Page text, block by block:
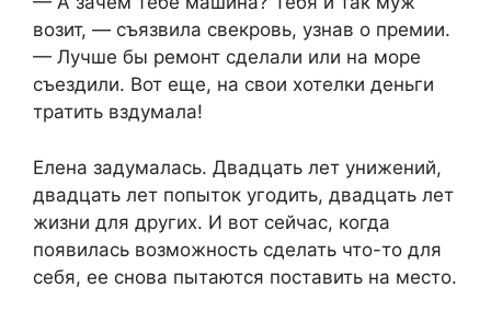
возит, — съязвила свекровь, узнав о премии.
— Лучше бы ремонт сделали или на море
съездили. Вот еще, на свои хотелки деньги
тратить вздумала!
Елена задумалась. Двадцать лет унижений,
двадцать лет попыток угодить, двадцать лет
жизни для других. И вот сейчас, когда
появилась возможность сделать что-то для
себя, ее снова пытаются поставить на место.